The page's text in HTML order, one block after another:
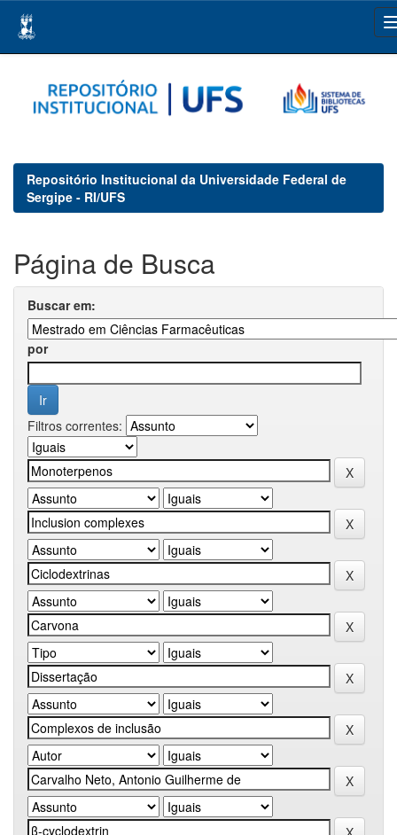
navigation
Repositório Institucional da Universidade Federal de
Sergipe - RI/UFS
Página de Busca
Buscar em:
por
Filtros correntes: